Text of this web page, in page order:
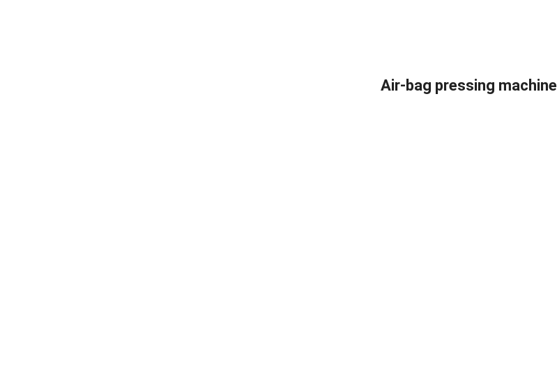
Air-bag pressing machine